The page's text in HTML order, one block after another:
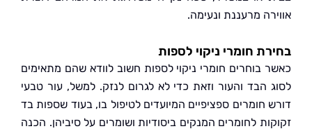
מרעננת ונעימה.
חומרי ניקוי לספות
בוחרים חומרי ניקוי לספות חשוב לוודא שהם מתאימים
הבד והעור וזאת כדי לא לגרום לנזק. למשל, עור טבעי
חומרים ספציפיים המיועדים לטיפול בו, בעוד שספות בד
לחומרים המנקים ביסודיות ושומרים על סיביהן. הכנה